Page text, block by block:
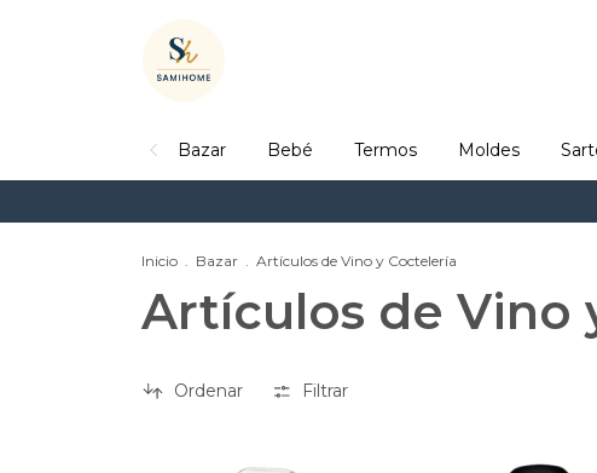
Bazar Bebé Termos Moldes
Inicio . Bazar . Artículos de Vino y Coctelería
Artículos de Vino
Ordenar Filtrar